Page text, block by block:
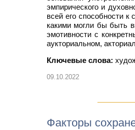
эмпирического и
всей его способности к
какими могли бы быть
эмотивности с
аукториальном,
Ключевые слова:
09.10.2022
Факторы